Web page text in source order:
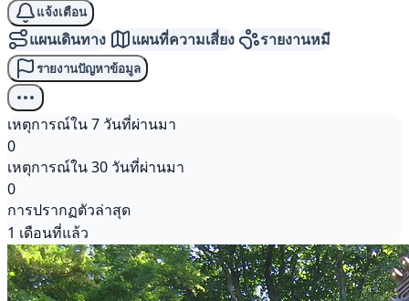
แจ้งเตือน
แผนเดินทาง แผนที่ความเสี่ยง รายงานหมี
รายงานปัญหาข้อมูล
เหตุการณ์ใน 7 วันที่ผ่านมา
0
เหตุการณ์ใน 30 วันที่ผ่านมา
0
การปรากฏตัวล่าสุด
1 เดือนที่แล้ว